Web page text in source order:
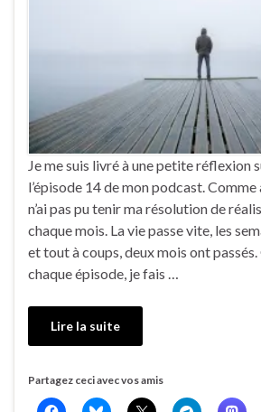
Je me suis livré à une petite réflexion
l’épisode 14 de mon podcast.
n’ai pas pu tenir ma résolution de
chaque mois. La vie passe vite, les
et tout à coups, deux mois ont passés.
chaque épisode, je fais …
Lire la suite
Partagez ceci avec vos amis